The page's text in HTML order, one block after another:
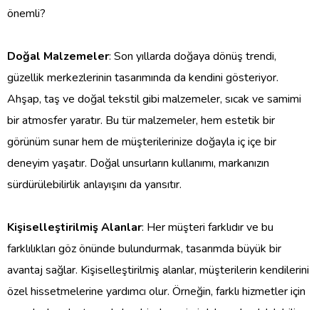
önemli?
Doğal Malzemeler: Son yıllarda doğaya dönüş trendi,
güzellik merkezlerinin tasarımında da kendini gösteriyor.
Ahşap, taş ve doğal tekstil gibi malzemeler, sıcak ve samimi
bir atmosfer yaratır. Bu tür malzemeler, hem estetik bir
görünüm sunar hem de müşterilerinize doğayla iç içe bir
deneyim yaşatır. Doğal unsurların kullanımı, markanızın
sürdürülebilirlik anlayışını da yansıtır.
Kişiselleştirilmiş Alanlar: Her müşteri farklıdır ve bu
farklılıkları göz önünde bulundurmak, tasarımda büyük bir
avantaj sağlar. Kişiselleştirilmiş alanlar, müşterilerin kendilerini
özel hissetmelerine yardımcı olur. Örneğin, farklı hizmetler için